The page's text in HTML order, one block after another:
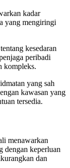
kadar
yang mengiringi
kesedaran
peribadi
kompleks.
yang sah
kawasan yang
tersedia.
menawarkan
dengan keperluan
dan